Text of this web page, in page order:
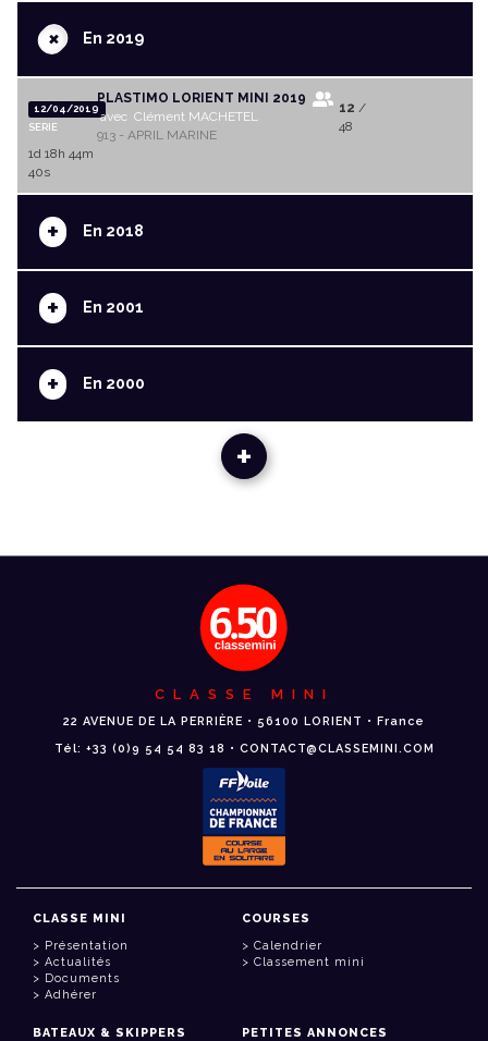
+En 2019
12/04/2019
SERIE
PLASTIMO LORIENT MINI 2019
avec Clément MACHETEL
913 - APRIL MARINE
12 /
48
1d 18h 44m
40s
+ En 2018
+ En 2001
+ En 2000
+
CLASSE MINI
22 AVENUE DE LA PERRIÈRE • 56100 LORIENT • France
Tél: +33 (0)9 54 54 83 18 • CONTACT@CLASSEMINI.COM
CLASSE MINI
Présentation
Actualités
Documents
Adhérer
COURSES
Calendrier
Classement mini
BATEAUX & SKIPPERS PETITES ANNONCES